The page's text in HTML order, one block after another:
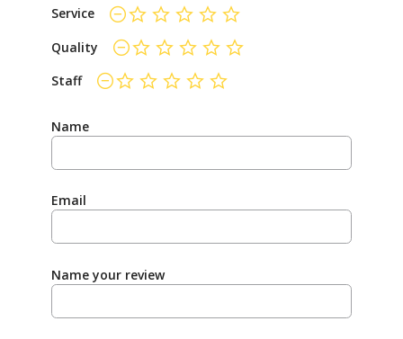
Service
Quality
Staff
Name
Email
Name your review